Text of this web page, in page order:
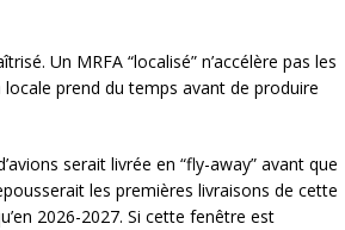
Un MRFA “localisé” n’accélère pas les
prend du temps avant de produire
serait livrée en “fly-away” avant que
les premières livraisons de cette
2026-2027. Si cette fenêtre est